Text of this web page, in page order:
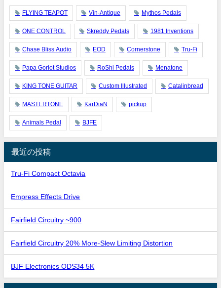
FLYING TEAPOT Vin-Antique Mythos Pedals
ONE CONTROL Skreddy Pedals 1981 Inventions
Chase Bliss Audio EOD Cornerstone Tru-Fi
Papa Goriot Studios RoShi Pedals Menatone
KING TONE GUITAR Custom Illustrated Catalinbread
MASTERTONE KarDiaN pickup
Animals Pedal BJFE
最近の投稿
Tru-Fi Compact Octavia
Empress Effects Drive
Fairfield Circuitry ~900
Fairfield Circuitry 20% More-Slew Limiting Distortion
BJF Electronics ODS34 5K